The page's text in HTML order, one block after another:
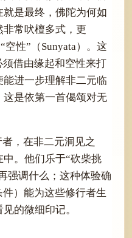
是最终，佛陀为何如
常吠檀多式，更
空性”（Sunyata）。这
借由缘起和空性来打
进一步理解非二元临
是依第一首偈颂对无
，在非二元洞见之
。他们乐于“砍柴挑
强调什么；这种体验确
）能为这些修行者生
的微细印记。